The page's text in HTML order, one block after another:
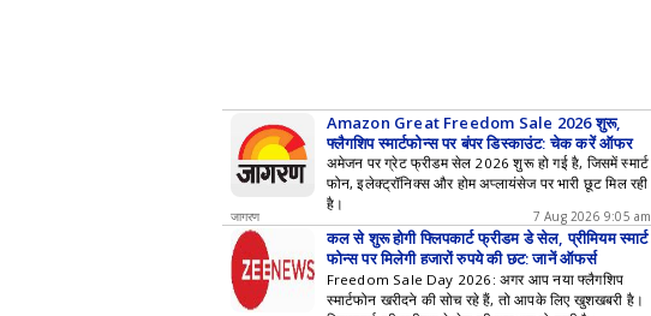
Amazon Great Freedom Sale 2026 शुरू,
फ्लैगशिप स्मार्टफोन्स पर बंपर डिस्काउंट; चेक करें ऑफर
अमेजन पर ग्रेट फ्रीडम सेल 2026 शुरू हो गई है, जिसमें स्मार्ट
फोन, इलेक्ट्रॉनिक्स और होम अप्लायंसेज पर भारी छूट मिल रही
है।
जागरण 7 Aug 2026 9:05 am
कल से शुरू होगी फ्लिपकार्ट फ्रीडम डे सेल, प्रीमियम स्मार्ट
फोन्स पर मिलेगी हजारों रुपये की छूट; जानें ऑफर्स
Freedom Sale Day 2026: अगर आप नया फ्लैगशिप
स्मार्टफोन खरीदने की सोच रहे हैं, तो आपके लिए खुशखबरी है।